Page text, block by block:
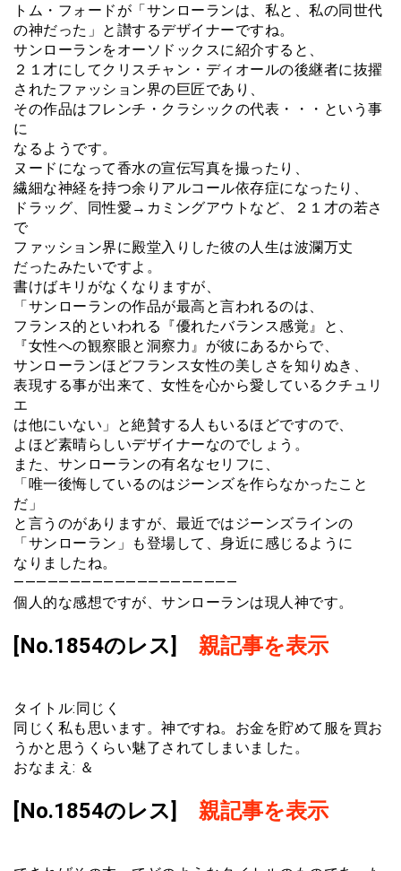
トム・フォードが「サンローランは、私と、私の同世代
の神だった」と讃するデザイナーですね。
サンローランをオーソドックスに紹介すると、
２１才にしてクリスチャン・ディオールの後継者に抜擢
されたファッション界の巨匠であり、
その作品はフレンチ・クラシックの代表・・・という事
に
なるようです。
ヌードになって香水の宣伝写真を撮ったり、
繊細な神経を持つ余りアルコール依存症になったり、
ドラッグ、同性愛→カミングアウトなど、２１才の若さ
で
ファッション界に殿堂入りした彼の人生は波瀾万丈
だったみたいですよ。
書けばキリがなくなりますが、
「サンローランの作品が最高と言われるのは、
フランス的といわれる『優れたバランス感覚』と、
『女性への観察眼と洞察力』が彼にあるからで、
サンローランほどフランス女性の美しさを知りぬき、
表現する事が出来て、女性を心から愛しているクチュリ
エ
は他にいない」と絶賛する人もいるほどですので、
よほど素晴らしいデザイナーなのでしょう。
また、サンローランの有名なセリフに、
「唯一後悔しているのはジーンズを作らなかったこと
だ」
と言うのがありますが、最近ではジーンズラインの
「サンローラン」も登場して、身近に感じるように
なりましたね。
————————————————————
個人的な感想ですが、サンローランは現人神です。
[No.1854のレス] 親記事を表示
タイトル:同じく
同じく私も思います。神ですね。お金を貯めて服を買お
うかと思うくらい魅了されてしまいました。
おなまえ: ＆
[No.1854のレス] 親記事を表示